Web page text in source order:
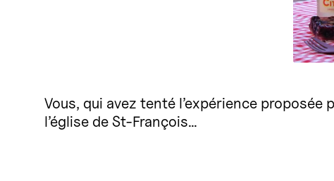
Vous, qui avez tenté l’expérience proposée
l’église de St-François…